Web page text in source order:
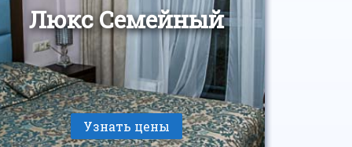
Люкс Семейный
Узнать цены